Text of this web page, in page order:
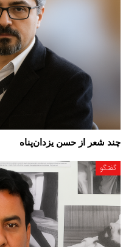
چند شعر از حسن یزدان‌پناه
گفتگو